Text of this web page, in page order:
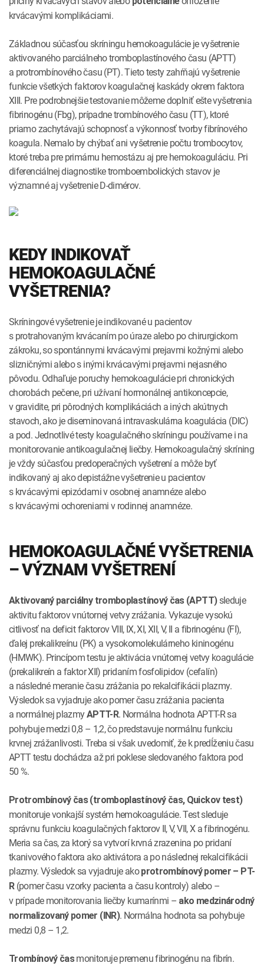
krvácavými komplikáciami.
Základnou súčasťou skríningu hemokoagulácie je vyšetrenie
aktivovaného parciálneho tromboplastínového času (APTT)
a protrombínového času (PT). Tieto testy zahŕňajú vyšetrenie
funkcie všetkých faktorov koagulačnej kaskády okrem faktora
XIII. Pre podrobnejšie testovanie môžeme doplniť ešte vyšetrenia
fibrinogénu (Fbg), prípadne trombínového času (TT), ktoré
priamo zachytávajú schopnosť a výkonnosť tvorby fibrínového
koagula. Nemalo by chýbať ani vyšetrenie počtu trombocytov,
ktoré treba pre primárnu hemostázu aj pre hemokoaguláciu. Pri
diferenciálnej diagnostike tromboembolických stavov je
významné aj vyšetrenie D-dimérov.
KEDY INDIKOVAŤ
HEMOKOAGULAČNÉ
VYŠETRENIA?
Skríningové vyšetrenie je indikované u pacientov
s protrahovaným krvácaním po úraze alebo po chirurgickom
zákroku, so spontánnymi krvácavými prejavmi kožnými alebo
slizničnými alebo s inými krvácavými prejavmi nejasného
pôvodu. Odhaľuje poruchy hemokoagulácie pri chronických
chorobách pečene, pri užívaní hormonálnej antikoncepcie,
v gravidite, pri pôrodných komplikáciách a iných akútnych
stavoch, ako je diseminovaná intravaskulárna koagulácia (DIC)
a pod. Jednotlivé testy koagulačného skríningu používame i na
monitorovanie antikoagulačnej liečby. Hemokoagulačný skríning
je vždy súčasťou predoperačných vyšetrení a môže byť
indikovaný aj ako depistážne vyšetrenie u pacientov
s krvácavými epizódami v osobnej anamnéze alebo
s krvácavými ochoreniami v rodinnej anamnéze.
HEMOKOAGULAČNÉ VYŠETRENIA
– VÝZNAM VYŠETRENÍ
Aktivovaný parciálny tromboplastínový čas (APTT)sleduje
aktivitu faktorov vnútornej vetvy zrážania. Vykazuje vysokú
citlivosť na deficit faktorov VIII, IX, XI, XII, V, II a fibrinogénu (FI),
ďalej prekalikreínu (PK) a vysokomolekulárneho kininogénu
(HMWK). Princípom testu je aktivácia vnútornej vetvy koagulácie
(prekalikreín a faktor XII) pridaním fosfolipidov (cefalín)
a následné meranie času zrážania po rekalcifikácii plazmy.
Výsledok sa vyjadruje ako pomer času zrážania pacienta
a normálnej plazmyAPTT-R. Normálna hodnota APTT-R sa
pohybuje medzi 0,8 – 1,2, čo predstavuje normálnu funkciu
krvnej zrážanlivosti. Treba si však uvedomiť, že k predĺženiu času
APTT testu dochádza až pri poklese sledovaného faktora pod
50 %.
Protrombínový čas (tromboplastínový čas, Quickov test)
monitoruje vonkajší systém hemokoagulácie. Test sleduje
správnu funkciu koagulačných faktorov II, V, VII, X a fibrinogénu.
Meria sa čas, za ktorý sa vytvorí krvná zrazenina po pridaní
tkanivového faktora ako aktivátora a po následnej rekalcifikácii
plazmy. Výsledok sa vyjadruje akoprotrombínový pomer – PT-
R(pomer času vzorky pacienta a času kontroly) alebo –
v prípade monitorovania liečby kumarínmi – ako medzinárodný
normalizovaný pomer (INR). Normálna hodnota sa pohybuje
medzi 0,8 – 1,2.
Trombínový časmonitoruje premenu fibrinogénu na fibrín.